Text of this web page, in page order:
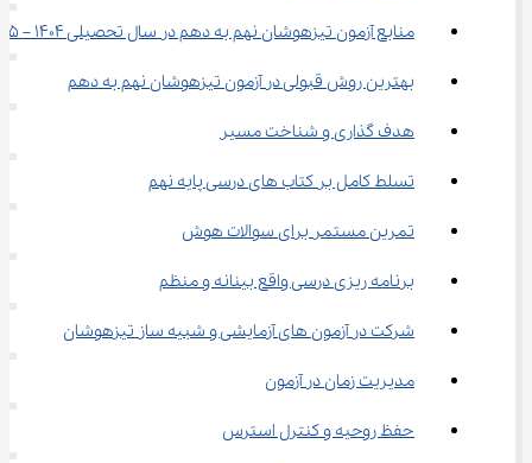
منابع آزمون تیزهوشان نهم به دهم در سال تحصیلی 1404 – 1405
بهترین روش قبولی در آزمون تیزهوشان نهم به دهم
هدف گذاری و شناخت مسیر
تسلط کامل بر کتاب های درسی پایه نهم
تمرین مستمر برای سوالات هوش
برنامه ریزی درسی واقع بینانه و منظم
شرکت در آزمون های آزمایشی و شبیه ساز تیزهوشان
مدیریت زمان در آزمون
حفظ روحیه و کنترل استرس